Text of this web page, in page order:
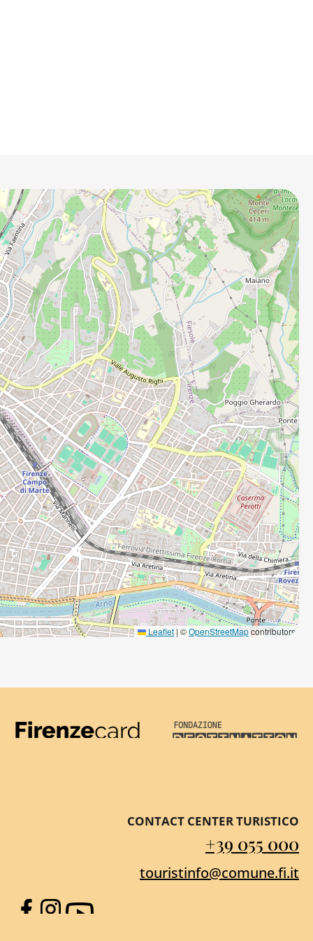
Leaflet | ©OpenStreetMapcontributors
Firenze Card Destination
CONTACT CENTER TURISTICO
+39 055 000
touristinfo@comune.fi.it
Facebook
Instagram
YouTube